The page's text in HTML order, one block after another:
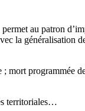
au patron
la généralisation
; mort programmée
territoriales…